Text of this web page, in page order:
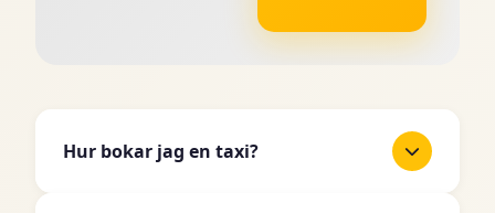
Hur bokar jag en taxi?